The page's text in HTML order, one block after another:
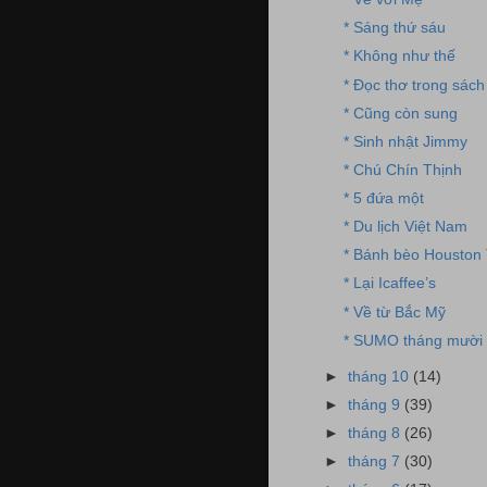
* Sáng thứ sáu
* Không như thế
* Đọc thơ trong sách
* Cũng còn sung
* Sinh nhật Jimmy
* Chú Chín Thịnh
* 5 đứa một
* Du lịch Việt Nam
* Bánh bèo Houston
* Lại Icaffee’s
* Về từ Bắc Mỹ
* SUMO tháng mười
►tháng 10 (14)
►tháng 9 (39)
►tháng 8 (26)
►tháng 7 (30)